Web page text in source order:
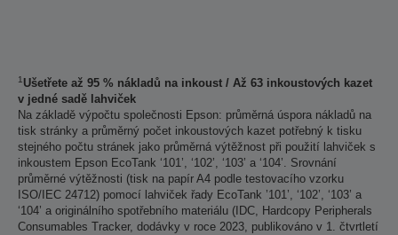
1 Ušetřete až 95 % nákladů na inkoust / Až 63 inkoustových kazet
v jedné sadě lahviček
Na základě výpočtu společnosti Epson: průměrná úspora nákladů na
tisk stránky a průměrný počet inkoustových kazet potřebný k tisku
stejného počtu stránek jako průměrná výtěžnost při použití lahviček s
inkoustem Epson EcoTank ‘101’, ‘102’, ‘103’ a ‘104’. Srovnání
průměrné výtěžnosti (tisk na papír A4 podle testovacího vzorku
ISO/IEC 24712) pomocí lahviček řady EcoTank ’101’, ‘102’, ‘103’ a
‘104’ a originálního spotřebního materiálu (IDC, Hardcopy Peripherals
Consumables Tracker, dodávky v roce 2023, publikováno v 1. čtvrtletí